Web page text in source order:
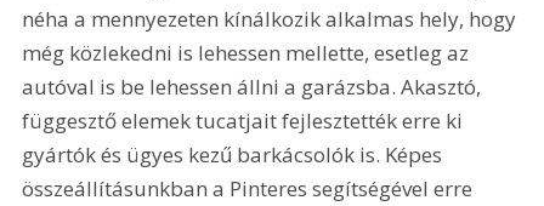
néha a mennyezeten kínálkozik alkalmas hely, hogy
még közlekedni is lehessen mellette, esetleg az
autóval is be lehessen állni a garázsba. Akasztó,
függesztő elemek tucatjait fejlesztették erre ki
gyártók és ügyes kezű barkácsolók is. Képes
összeállításunkban a Pinteres segítségével erre